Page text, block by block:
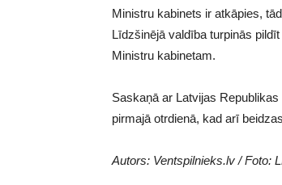
Ministru kabinets ir atkāpies,
Līdzšinējā valdība turpinās
Ministru kabinetam.
Saskaņā ar Latvijas
pirmajā otrdienā, kad arī
Autors: Ventspilnieks.lv / Foto: